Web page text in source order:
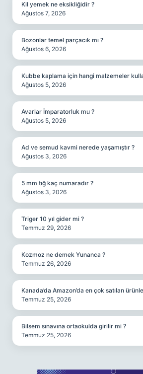
Kil yemek ne eksikliğidir ?
Ağustos 7, 2026
Bozonlar temel parçacık mı ?
Ağustos 6, 2026
Kubbe kaplama için hangi malzemeler
Ağustos 5, 2026
Avarlar İmparatorluk mu ?
Ağustos 5, 2026
Ad ve semud kavmi nerede yaşamıştır ?
Ağustos 3, 2026
5 mm tığ kaç numaradır ?
Ağustos 3, 2026
Triger 10 yıl gider mi ?
Temmuz 29, 2026
Kozmoz ne demek Yunanca ?
Temmuz 26, 2026
Kanada’da Amazon’da en çok satılan
Temmuz 25, 2026
Bilsem sınavına ortaokulda girilir mi ?
Temmuz 25, 2026